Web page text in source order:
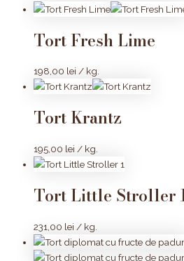
Tort Fresh Lime
198,00 lei / kg.
Tort Krantz
195,00 lei / kg.
Tort Little Stroller
231,00 lei / kg.